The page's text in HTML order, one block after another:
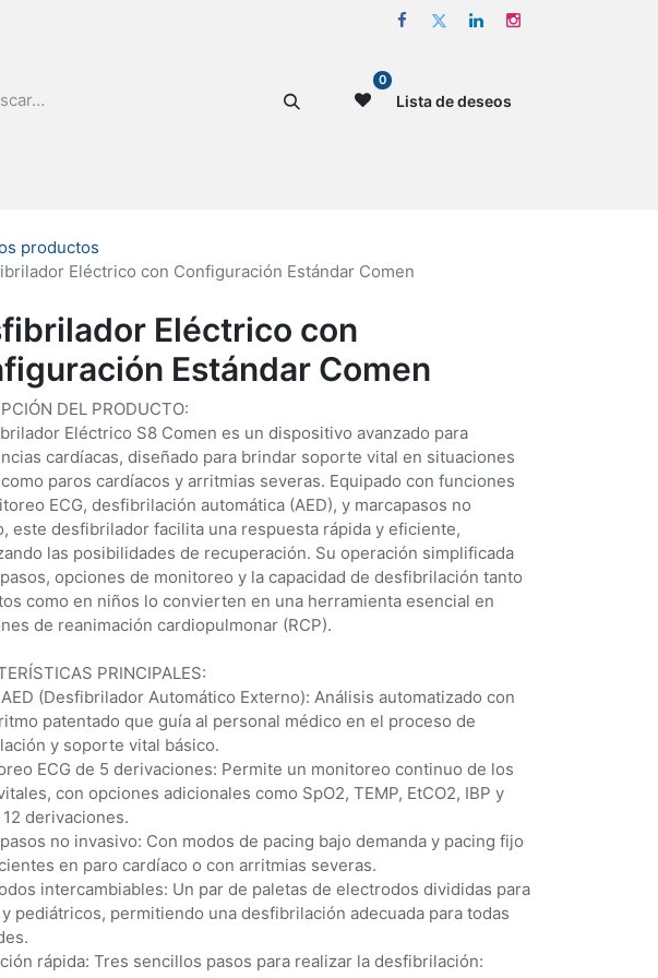
0
Lista de deseos
productos
Eléctrico con Configuración Estándar Comen
Eléctrico con
Estándar Comen
DEL PRODUCTO:
Eléctrico S8 Comen es un dispositivo avanzado para
cardíacas, diseñado para brindar soporte vital en situaciones
paros cardíacos y arritmias severas. Equipado con funciones
ECG, desfibrilación automática (AED), y marcapasos no
este desfibrilador facilita una respuesta rápida y eficiente,
las posibilidades de recuperación. Su operación simplificada
opciones de monitoreo y la capacidad de desfibrilación tanto
como en niños lo convierten en una herramienta esencial en
de reanimación cardiopulmonar (RCP).
PRINCIPALES:
(Desfibrilador Automático Externo): Análisis automatizado con
patentado que guía al personal médico en el proceso de
y soporte vital básico.
ECG de 5 derivaciones: Permite un monitoreo continuo de los
con opciones adicionales como SpO2, TEMP, EtCO2, IBP y
12 derivaciones.
no invasivo: Con modos de pacing bajo demanda y pacing fijo
en paro cardíaco o con arritmias severas.
intercambiables: Un par de paletas de electrodos divididas para
pediátricos, permitiendo una desfibrilación adecuada para todas
rápida: Tres sencillos pasos para realizar la desfibrilación: